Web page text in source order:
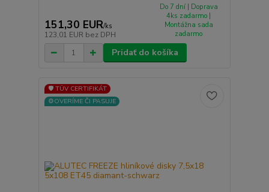
151,30 EUR/ks
123,01 EUR bez DPH
Do 7 dní | Doprava
4ks zadarmo |
Montážna sada
zadarmo
Pridať do košíka
🛡️ TÜV CERTIFIKÁT
⚙️OVERÍME ČI PASUJE